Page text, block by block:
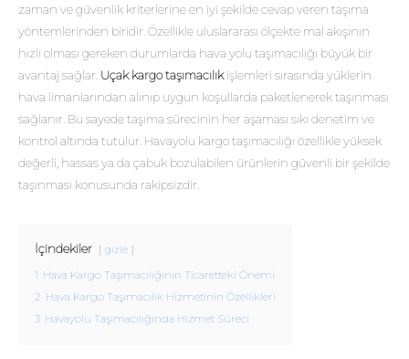
zaman ve güvenlik kriterlerine en iyi şekilde cevap veren taşıma
yöntemlerinden biridir. Özellikle uluslararası ölçekte mal akışının
hızlı olması gereken durumlarda hava yolu taşımacılığı büyük bir
avantaj sağlar. Uçak kargo taşımacılıkişlemleri sırasında yüklerin
hava limanlarından alınıp uygun koşullarda paketlenerek taşınması
sağlanır. Bu sayede taşıma sürecinin her aşaması sıkı denetim ve
kontrol altında tutulur. Havayolu kargo taşımacılığı özellikle yüksek
değerli, hassas ya da çabuk bozulabilen ürünlerin güvenli bir şekilde
taşınması konusunda rakipsizdir.
İçindekiler gizle
1 Hava Kargo Taşımacılığının Ticaretteki Önemi
2 Hava Kargo Taşımacılık Hizmetinin Özellikleri
3 Havayolu Taşımacılığında Hizmet Süreci